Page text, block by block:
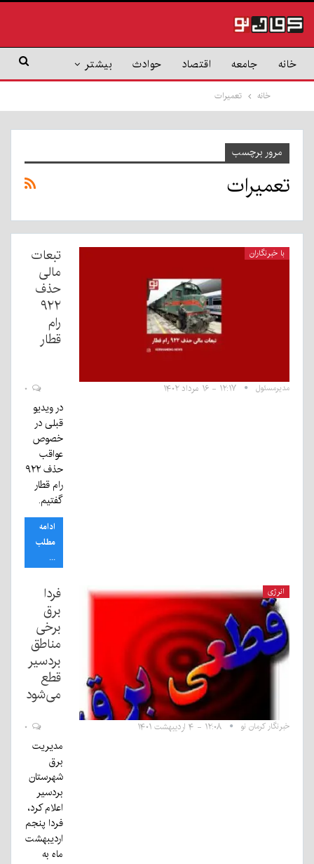
خانه جامعه اقتصاد حوادث بیشتر
خانه تعمیرات
مرور برچسب
تعمیرات
با خبرنگاران
تبعات
مالی
حذف
۹۲۲
رام
قطار
مدیرمسئول ۱۲:۱۷ - ۱۶ مرداد ۱۴۰۲
در ویدیو
قبلی در
خصوص
عواقب
حذف ۹۲۲
رام قطار
گفتیم.
ادامه
مطلب
...
انرژی
فردا
برق
برخی
مناطق
بردسیر
قطع
می‌شود
خبرنگار کرمان نو ۱۲:۰۸ - ۴ اردیبهشت ۱۴۰۱
مدیریت
برق
شهرستان
بردسیر
اعلام کرد،
فردا پنجم
اردیبهشت
ماه به